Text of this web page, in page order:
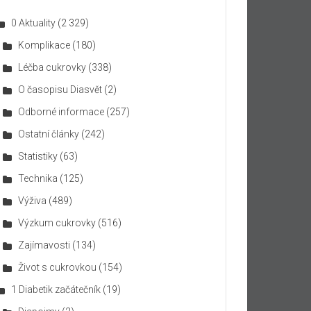
0 Aktuality (2 329)
Komplikace (180)
Léčba cukrovky (338)
O časopisu Diasvět (2)
Odborné informace (257)
Ostatní články (242)
Statistiky (63)
Technika (125)
Výživa (489)
Výzkum cukrovky (516)
Zajímavosti (134)
Život s cukrovkou (154)
1 Diabetik začátečník (19)